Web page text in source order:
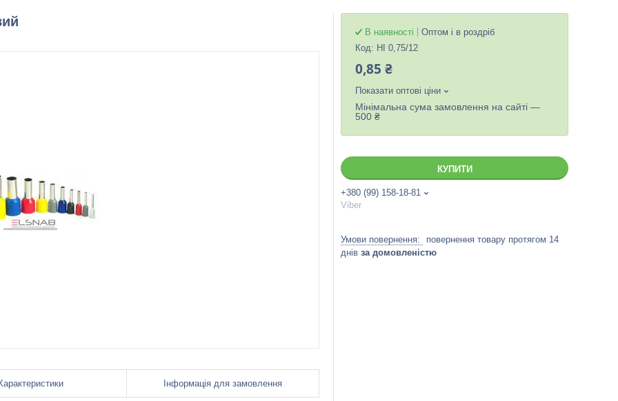
Інформація для замовлення
В наявності
Оптом і в роздріб
Код: НІ 0,75/12
0,85 ₴
Показати оптові ціни
Мінімальна сума замовлення на сайті —
500 ₴
КУПИТИ
+380 (99) 158-18-81
Viber
повернення товару протягом 14
днів за домовленістю